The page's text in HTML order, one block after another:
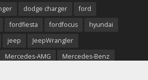
dodge charger
ford
fordfiesta fordfocus
hyundai
jeep
JeepWrangler
Mercedes-AMG
Mercedes-Benz